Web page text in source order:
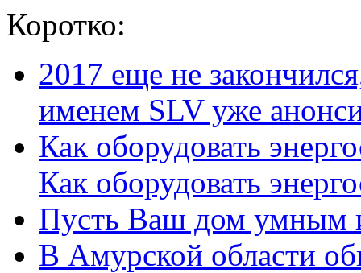
Коротко:
2017 еще не
именем SLV уже
Как оборудовать
Как оборудовать
Пусть Ваш дом умным
В Амурской области